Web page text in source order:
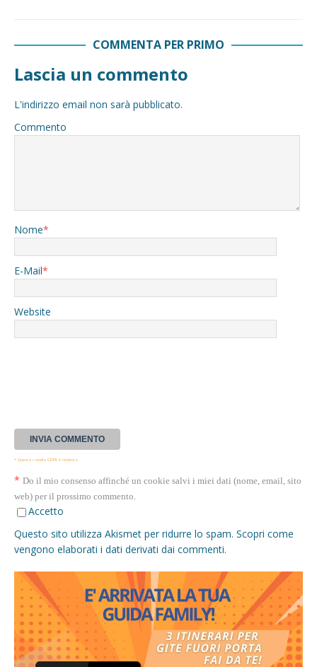
COMMENTA PER PRIMO
Lascia un commento
L'indirizzo email non sarà pubblicato.
Commento
Nome*
E-Mail*
Website
* Questa casella GDPR è richiesta
* Do il mio consenso affinché un cookie salvi i miei dati (nome, email, sito
web) per il prossimo commento.
Accetto
Questo sito utilizza Akismet per ridurre lo spam. Scopri come
vengono elaborati i dati derivati dai commenti.